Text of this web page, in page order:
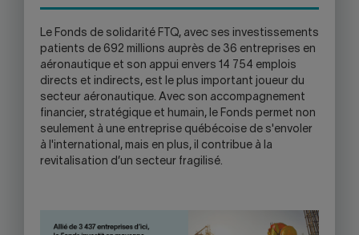
Le Fonds de solidarité FTQ, avec ses investissements
patients de 692 millions auprès de 36 entreprises en
aéronautique et son appui envers 14 754 emplois
directs et indirects, est le plus important joueur du
secteur aéronautique. Avec son accompagnement
financier, stratégique et humain, le Fonds permet non
seulement à une entreprise québécoise de s'envoler
à l'international, mais en plus, il contribue à la
revitalisation d’un secteur fragilisé.